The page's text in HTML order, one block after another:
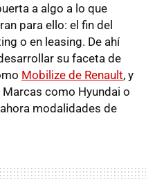
a algo a lo que
para ello: el fin del
o en leasing. De ahí
su faceta de
Mobilize de Renault, y
como Hyundai o
modalidades de